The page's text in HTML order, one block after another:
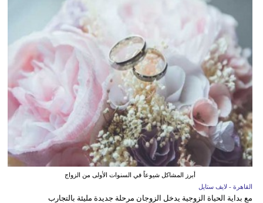
أبرز المشاكل شيوعاً في السنوات الأولى من الزواج
القاهرة - لايف ستايل
مع بداية الحياة الزوجية يدخل الزوجان مرحلة جديدة مليئة بالتجارب